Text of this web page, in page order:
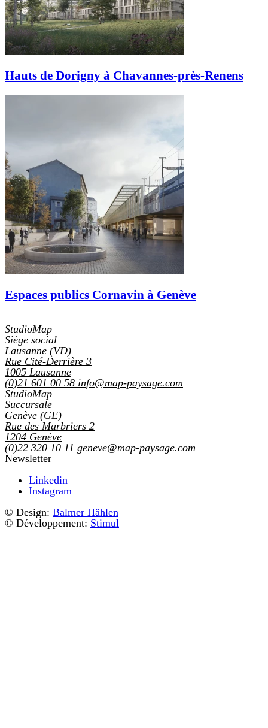
Hauts de Dorigny à Chavannes-près-Renens
Espaces publics Cornavin à Genève
StudioMap
Siège social
Lausanne (VD)
Rue Cité-Derrière 3
1005 Lausanne
(0)21 601 00 58 info@map-paysage.com
StudioMap
Succursale
Genève (GE)
Rue des Marbriers 2
1204 Genève
(0)22 320 10 11 geneve@map-paysage.com
Newsletter
Linkedin
Instagram
© Design: Balmer Hählen
© Développement: Stimul